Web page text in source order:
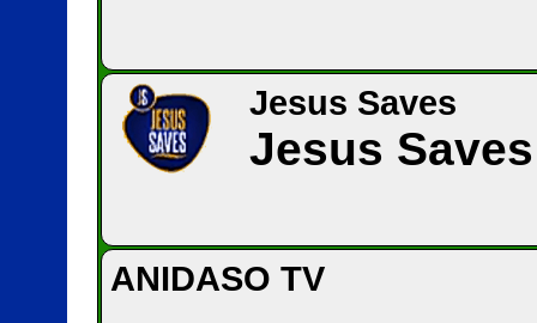
Jesus Saves
Jesus Saves
ANIDASO TV